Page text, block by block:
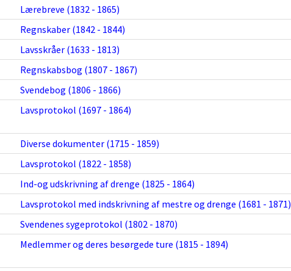
Lærebreve (1832 - 1865)
Regnskaber (1842 - 1844)
Lavsskråer (1633 - 1813)
Regnskabsbog (1807 - 1867)
Svendebog (1806 - 1866)
Lavsprotokol (1697 - 1864)
Diverse dokumenter (1715 - 1859)
Lavsprotokol (1822 - 1858)
Ind-og udskrivning af drenge (1825 - 1864)
Lavsprotokol med indskrivning af mestre og drenge (1681 - 1871)
Svendenes sygeprotokol (1802 - 1870)
Medlemmer og deres besørgede ture (1815 - 1894)